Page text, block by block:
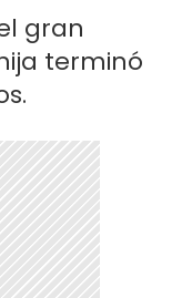
gran
terminó